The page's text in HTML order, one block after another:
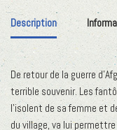
Description
De retour de la guerre
terrible souvenir. Les
l’isolent de sa femme et
du village, va lui